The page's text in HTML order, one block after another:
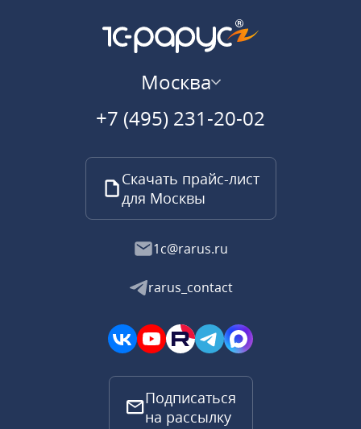
Москва
+7 (495) 231-20-02
Скачать прайс-лист
для Москвы
1c@rarus.ru
rarus_contact
Подписаться
на рассылку